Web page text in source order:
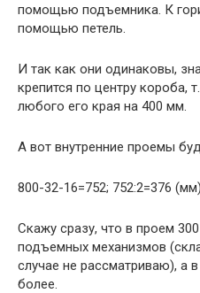
помощью подъемника. К
помощью петель.
И так как они одинаковы,
крепится по центру короба,
любого его края на 400 мм.
А вот внутренние проемы
800-32-16=752; 752:2=376
Скажу сразу, что в проем
подъемных механизмов
случае не рассматриваю), а
более.